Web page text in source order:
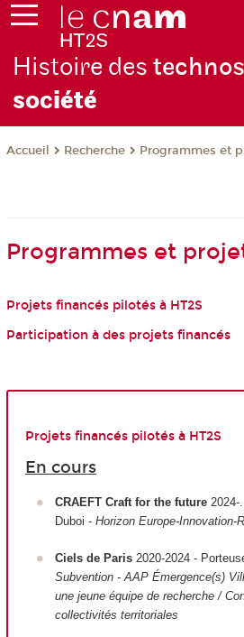
Histoire des
société
Accueil Recherche Programmes et
Programmes et
Projets financés pilotés à HT2S
Participation à des projets financés
Projets financés pilotés à HT2S
En cours
CRAEFT Craft for the future 2024-
Duboi - Horizon Europe-Innovation-
Ciels de Paris 2020-2024 -
Subvention - AAP Émergence(s)
une jeune équipe de recherche /
collectivités territoriales